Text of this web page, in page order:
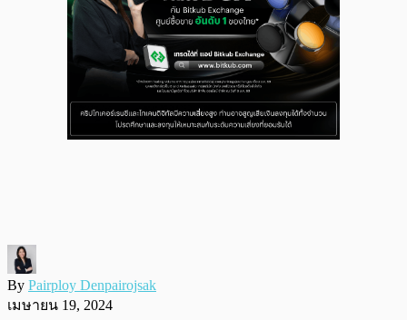
By Pairploy Denpairojsak
เมษายน 19, 2024